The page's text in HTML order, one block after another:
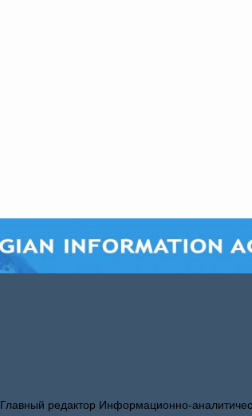
Главный редактор Информационно-